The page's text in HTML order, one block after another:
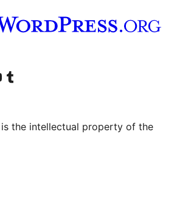
account
YouTube channel
Visit our Tumblr account
the intellectual property of the